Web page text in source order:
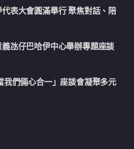
表大會圓滿舉行 聚焦對話、陪
氹仔巴哈伊中心舉辦專題座談
我們倆心合一」座談會凝聚多元